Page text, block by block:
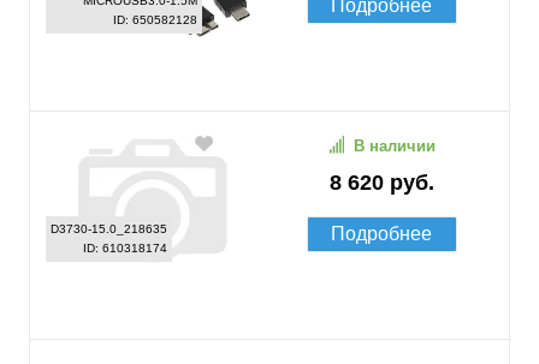
ID: 650582128
Подробнее
D3730-15.0_218635
ID: 610318174
8 620 руб.
В наличии
Подробнее